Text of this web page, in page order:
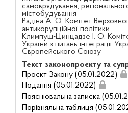
самоврядування,
містобудування
Радіна А. О. Комітет
антикорупційної політики
Климпуш-Цинцадзе І. О.
України з питань інтеграції
Європейського Союзу
Текст законопроєкту та
Проєкт Закону (05.01.2022)
Подання (05.01.2022)
Пояснювальна записка
Порівняльна таблиця